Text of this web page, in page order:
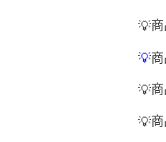
💡
💡
💡
💡